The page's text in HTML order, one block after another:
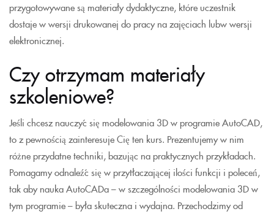
przygotowywane są materiały dydaktyczne, które uczestnik
dostaje w wersji drukowanej do pracy na zajęciach lubw wersji
elektronicznej.
Czy otrzymam materiały
szkoleniowe?
Jeśli chcesz nauczyć się modelowania 3D w programie AutoCAD,
to z pewnością zainteresuje Cię ten kurs. Prezentujemy w nim
różne przydatne techniki, bazując na praktycznych przykładach.
Pomagamy odnaleźć się w przytłaczającej ilości funkcji i poleceń,
tak aby nauka AutoCADa – w szczególności modelowania 3D w
tym programie – była skuteczna i wydajna. Przechodzimy od